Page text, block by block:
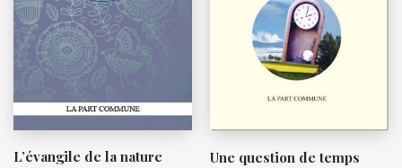
L’évangile de la nature Une question de temps